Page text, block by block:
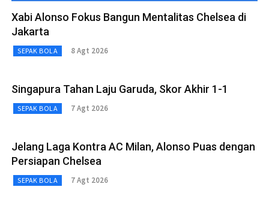
Xabi Alonso Fokus Bangun Mentalitas Chelsea di
Jakarta
SEPAK BOLA 8 Agt 2026
Singapura Tahan Laju Garuda, Skor Akhir 1-1
SEPAK BOLA 7 Agt 2026
Jelang Laga Kontra AC Milan, Alonso Puas dengan
Persiapan Chelsea
SEPAK BOLA 7 Agt 2026